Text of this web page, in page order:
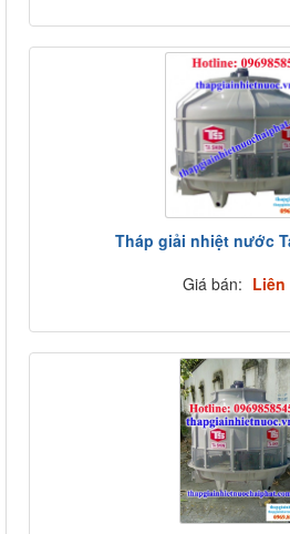
Tháp giải nhiệt nước
Giá bán: Liên